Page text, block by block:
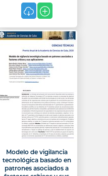
Modelo de vigilancia
tecnológica basado en
patrones asociados a